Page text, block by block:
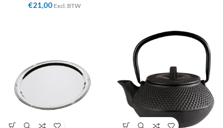
€21,00 Excl. BTW